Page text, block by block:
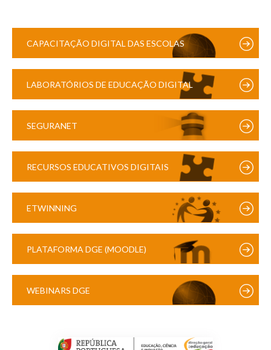
CAPACITAÇÃO DIGITAL DAS ESCOLAS
LABORATÓRIOS DE EDUCAÇÃO DIGITAL
SEGURANET
RECURSOS EDUCATIVOS DIGITAIS
ETWINNING
PLATAFORMA DGE (MOODLE)
WEBINARS DGE